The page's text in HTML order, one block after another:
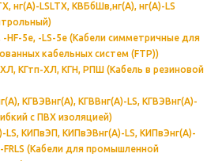
нг(А)-LSLTX, КВБбШв,нг(А), нг(А)-LS
HF-5e, -LS-5е (Кабели симметричные для
кабельных систем (FTP))
ХЛ, КГтп-ХЛ, КГН, РПШ (Кабель в резиновой
КГВЭВнг(А), КГВВнг(А)-LS, КГВЭВнг(А)-
с ПВХ изоляцией)
LS, КИПвЭП, КИПвЭВнг(А)-LS, КИПвЭнг(А)-
FRLS (Кабели для промышленной